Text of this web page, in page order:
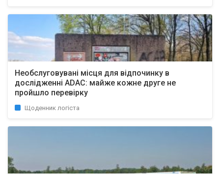
Необслуговувані місця для відпочинку в
дослідженні ADAC: майже кожне друге не
пройшло перевірку
Щоденник логіста